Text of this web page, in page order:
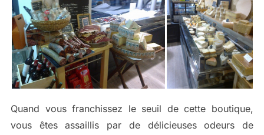
Quand vous franchissez le seuil de cette boutique,
vous êtes assaillis par de délicieuses odeurs de